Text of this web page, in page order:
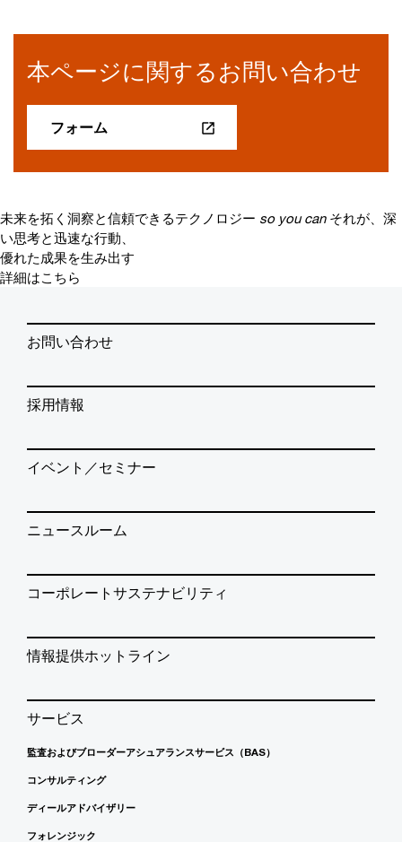
本ページに関するお問い合わせ
フォーム
未来を拓く洞察と信頼できるテクノロジー so you can それが、深
い思考と迅速な行動、
優れた成果を生み出す
詳細はこちら
お問い合わせ
採用情報
イベント／セミナー
ニュースルーム
コーポレートサステナビリティ
情報提供ホットライン
サービス
監査およびブローダーアシュアランスサービス（BAS）
コンサルティング
ディールアドバイザリー
フォレンジック